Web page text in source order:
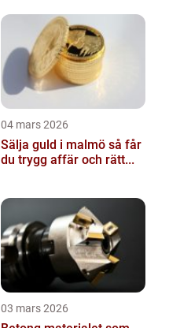
04 mars 2026
Sälja guld i malmö så får
du trygg affär och rätt...
03 mars 2026